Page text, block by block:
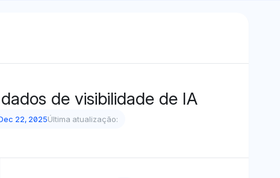
de visibilidade de IA
22, 2025Última atualização: